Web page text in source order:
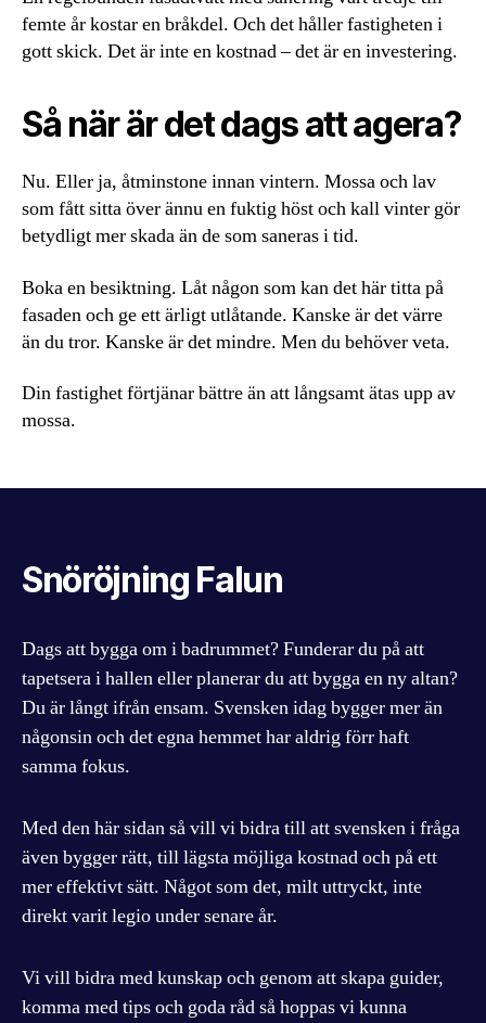
femte år kostar en bråkdel. Och det håller fastigheten i
gott skick. Det är inte en kostnad – det är en investering.
Så när är det dags att agera?
Nu. Eller ja, åtminstone innan vintern. Mossa och lav
som fått sitta över ännu en fuktig höst och kall vinter gör
betydligt mer skada än de som saneras i tid.
Boka en besiktning. Låt någon som kan det här titta på
fasaden och ge ett ärligt utlåtande. Kanske är det värre
än du tror. Kanske är det mindre. Men du behöver veta.
Din fastighet förtjänar bättre än att långsamt ätas upp av
mossa.
Snöröjning Falun
Dags att bygga om i badrummet? Funderar du på att
tapetsera i hallen eller planerar du att bygga en ny altan?
Du är långt ifrån ensam. Svensken idag bygger mer än
någonsin och det egna hemmet har aldrig förr haft
samma fokus.
Med den här sidan så vill vi bidra till att svensken i fråga
även bygger rätt, till lägsta möjliga kostnad och på ett
mer effektivt sätt. Något som det, milt uttryckt, inte
direkt varit legio under senare år.
Vi vill bidra med kunskap och genom att skapa guider,
komma med tips och goda råd så hoppas vi kunna